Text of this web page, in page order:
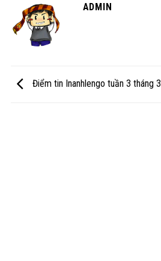
ADMIN
Điểm tin Inanhlengo tuần 3 tháng 3